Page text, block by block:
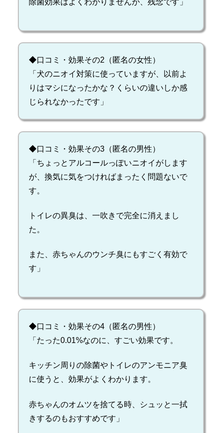
除菌効果はよくわかりませんが、残念です」
◆口コミ・効果その2（匿名の女性）
「犬のニオイ対策に使っていますが、以前よ
りはマシになったかな？くらいの違いしか感
じられなかったです」
◆口コミ・効果その3（匿名の男性）
「ちょっとアルコールっぽいニオイがします
が、換気に気をつければまったく問題ないで
す。
トイレの異臭は、一吹きで完全に消えまし
た。
また、赤ちゃんのウンチ臭にもすごく有効で
す」
◆口コミ・効果その4（匿名の男性）
「たった0.01%なのに、すごい効果です。
キッチン周りの除菌やトイレのアンモニア臭
に使うと、効果がよくわかります。
赤ちゃんのオムツを捨てる時、シュッと一拭
きするのもおすすめです」